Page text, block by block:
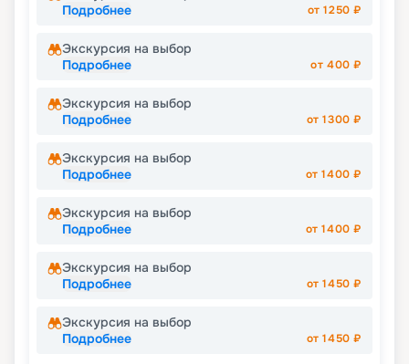
Подробнее
от1250 ₽
Экскурсия на выбор
Подробнее
от 400 ₽
Экскурсия на выбор
Подробнее
от1300 ₽
Экскурсия на выбор
Подробнее
от1400 ₽
Экскурсия на выбор
Подробнее
от1400 ₽
Экскурсия на выбор
Подробнее
от1450 ₽
Экскурсия на выбор
Подробнее
от1450 ₽